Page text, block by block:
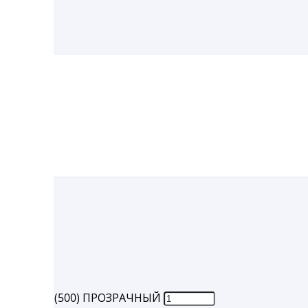
375 Мл (500) ПРОЗРАЧНЫЙ
375 мл (500) ПРОЗРАЧНЫЙ